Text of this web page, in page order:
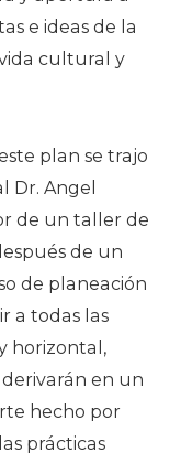
e ideas de la
cultural y
plan se trajo
Dr. Angel
de un taller de
de un
de planeación
a todas las
horizontal,
en un
hecho por
prácticas